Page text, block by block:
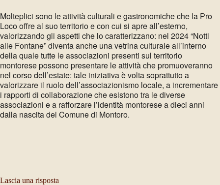
Molteplici sono le attività culturali e gastronomiche che la Pro
Loco offre al suo territorio e con cui si apre all’esterno,
valorizzando gli aspetti che lo caratterizzano: nel 2024 “Notti
alle Fontane” diventa anche una vetrina culturale all’interno
della quale tutte le associazioni presenti sul territorio
montorese possono presentare le attività che promuoveranno
nel corso dell’estate: tale iniziativa è volta soprattutto a
valorizzare il ruolo dell’associazionismo locale, a incrementare
i rapporti di collaborazione che esistono tra le diverse
associazioni e a rafforzare l’identità montorese a dieci anni
dalla nascita del Comune di Montoro.
Lascia una risposta